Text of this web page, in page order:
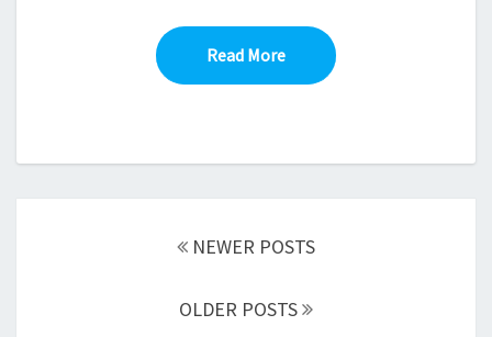
Read MoreRead More
NEWER POSTS
OLDER POSTS